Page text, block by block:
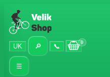
UK 🔎 📞
0
☰